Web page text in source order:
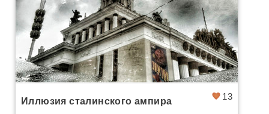
13
Иллюзия сталинского ампира